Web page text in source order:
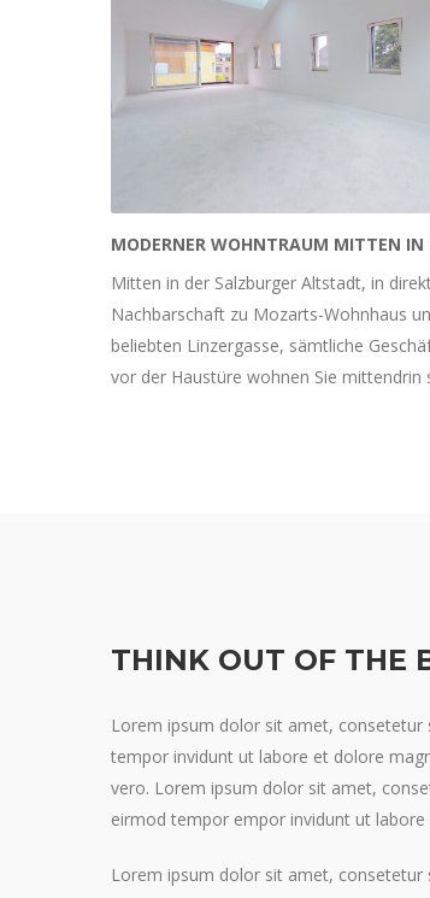
Mitten in der Salzburger Altstadt, in
Nachbarschaft zu Mozarts-Wohnhaus
beliebten Linzergasse, sämtliche
vor der Haustüre wohnen Sie mittendrin
THINK OUT OF THE
Lorem ipsum dolor sit amet,
tempor invidunt ut labore et dolore
vero. Lorem ipsum dolor sit amet,
eirmod tempor empor invidunt ut labore
Lorem ipsum dolor sit amet,